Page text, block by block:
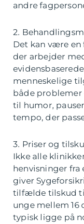
andre
2.
Det kan være
der arbejder
menneskelige
både problemer
til humor,
tempo, der
3. Priser og
Ikke alle
henvisninger
giver
tilfælde tilskud
unge mellem 16
typisk ligge på